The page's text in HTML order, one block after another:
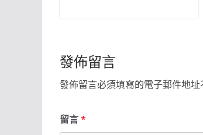
發佈留言
發佈留言必須填寫的電子郵件地址
留言*